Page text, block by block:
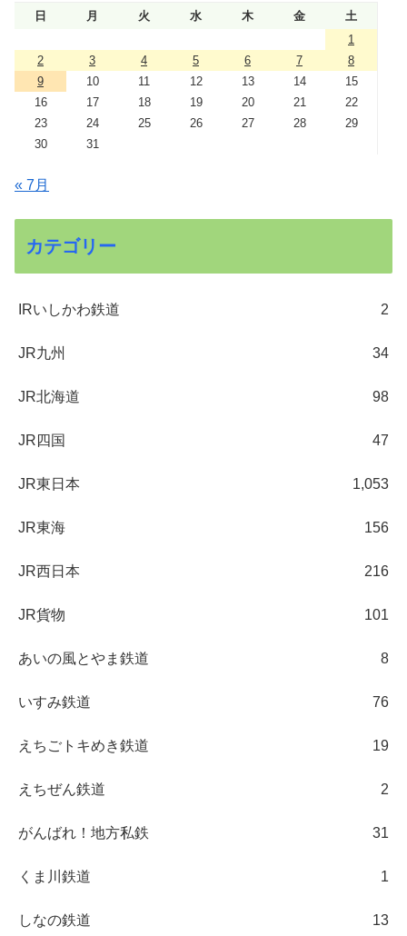
日 月 火 水 木 金
土
1
2
3 4 5 6 7
8
9
10 11 12 13 14
15
16
17 18 19 20 21
22
23
24 25 26 27 28
29
30
31
« 7月
カテゴリー
IRいしかわ鉄道 2
JR九州 34
JR北海道 98
JR四国 47
JR東日本 1,053
JR東海 156
JR西日本 216
JR貨物 101
あいの風とやま鉄道 8
いすみ鉄道 76
えちごトキめき鉄道 19
えちぜん鉄道 2
がんばれ！地方私鉄 31
くま川鉄道 1
しなの鉄道 13